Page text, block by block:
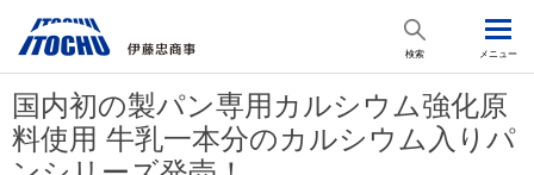
検索 メニュー
国内初の製パン専用カルシウム強化原
料使用 牛乳一本分のカルシウム入りパ